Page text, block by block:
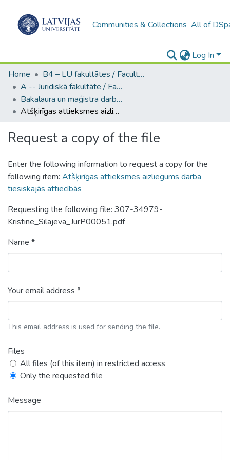
Communities & Collections All of
Log In
Home
B4 – LU fakultātes / Faculties of the UL
A -- Juridiskā fakultāte / Faculty of Law
Bakalaura un maģistra darbi (JF) / Bachelor's and Master's theses
Atšķirīgas attieksmes aizliegums darba tiesiskajās attiecībās
Request a copy of the file
Enter the following information to request a copy for the
following item: Atšķirīgas attieksmes aizliegums darba
tiesiskajās attiecībās
Requesting the following file: 307-34979-
Kristine_Silajeva_JurP00051.pdf
Name *
Your email address *
This email address is used for sending the file.
Files
All files (of this item) in restricted access
Only the requested file
Message